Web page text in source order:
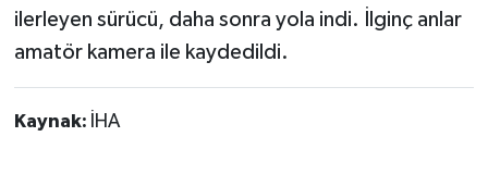
ilerleyen sürücü, daha sonra yola indi. İlginç anlar
amatör kamera ile kaydedildi.
Kaynak: İHA